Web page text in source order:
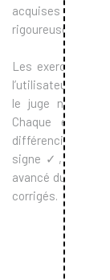
acquises lors de
rigoureusement
Les exercices
l’utilisateur
le juge
Chaque
différencier trois
signe ✓, le
avancé du signe
corrigés.